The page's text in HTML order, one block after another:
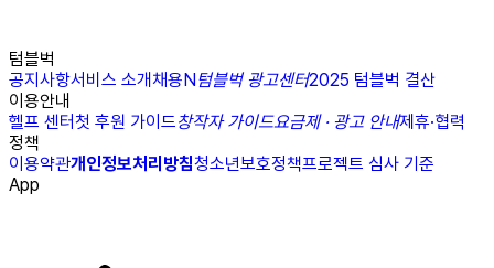
텀블벅
공지사항서비스 소개채용N텀블벅 광고센터2025 텀블벅 결산
이용안내
헬프 센터첫 후원 가이드창작자 가이드요금제 · 광고 안내제휴·협력
정책
이용약관개인정보처리방침청소년보호정책프로젝트 심사 기준
App